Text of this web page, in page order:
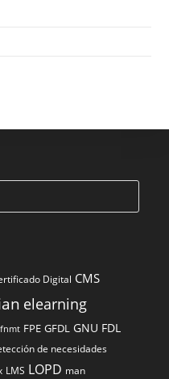
Digital CMS
elearning
fnmt FPE GFDL GNU FDL
de necesidades
LMS LOPD man